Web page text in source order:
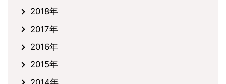
2018年
2017年
2016年
2015年